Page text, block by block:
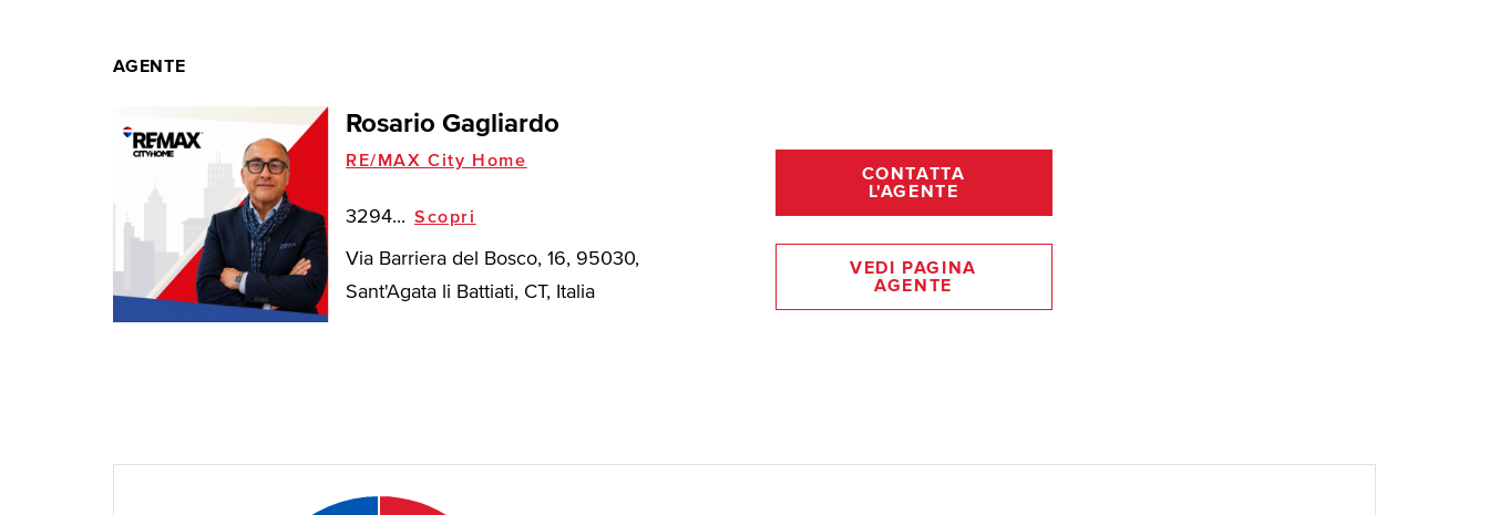
AGENTE
Rosario Gagliardo
RE/MAX City Home
3294... Scopri
Via Barriera del Bosco, 16, 95030,
Sant'Agata li Battiati, CT, Italia
CONTATTA
L'AGENTE
VEDI PAGINA
AGENTE